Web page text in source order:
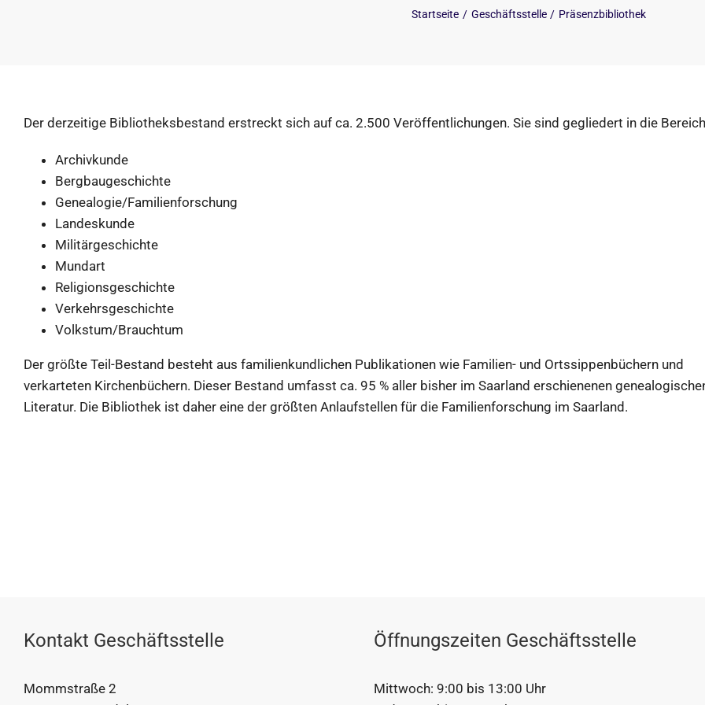
Startseite Geschäftsstelle Präsenzbibliothek
Der derzeitige Bibliotheksbestand erstreckt sich auf ca. 2.500 Veröffentlichungen. Sie sind gegliedert in die
Archivkunde
Bergbaugeschichte
Genealogie/Familienforschung
Landeskunde
Militärgeschichte
Mundart
Religionsgeschichte
Verkehrsgeschichte
Volkstum/Brauchtum
Der größte Teil-Bestand besteht aus familienkundlichen Publikationen wie Familien- und Ortssippenbüchern und
verkarteten Kirchenbüchern. Dieser Bestand umfasst ca. 95 % aller bisher im Saarland erschienenen
Literatur. Die Bibliothek ist daher eine der größten Anlaufstellen für die Familienforschung im Saarland.
Kontakt Geschäftsstelle
Mommstraße 2
Öffnungszeiten Geschäftsstelle
Mittwoch: 9:00 bis 13:00 Uhr